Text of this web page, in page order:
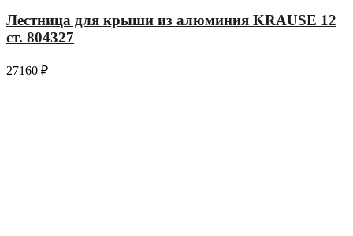
Лестница для крыши из алюминия KRAUSE 12
ст. 804327
27160 ₽